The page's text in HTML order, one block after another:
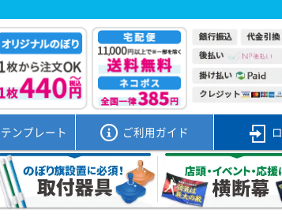
テンプレート ご利用ガイド